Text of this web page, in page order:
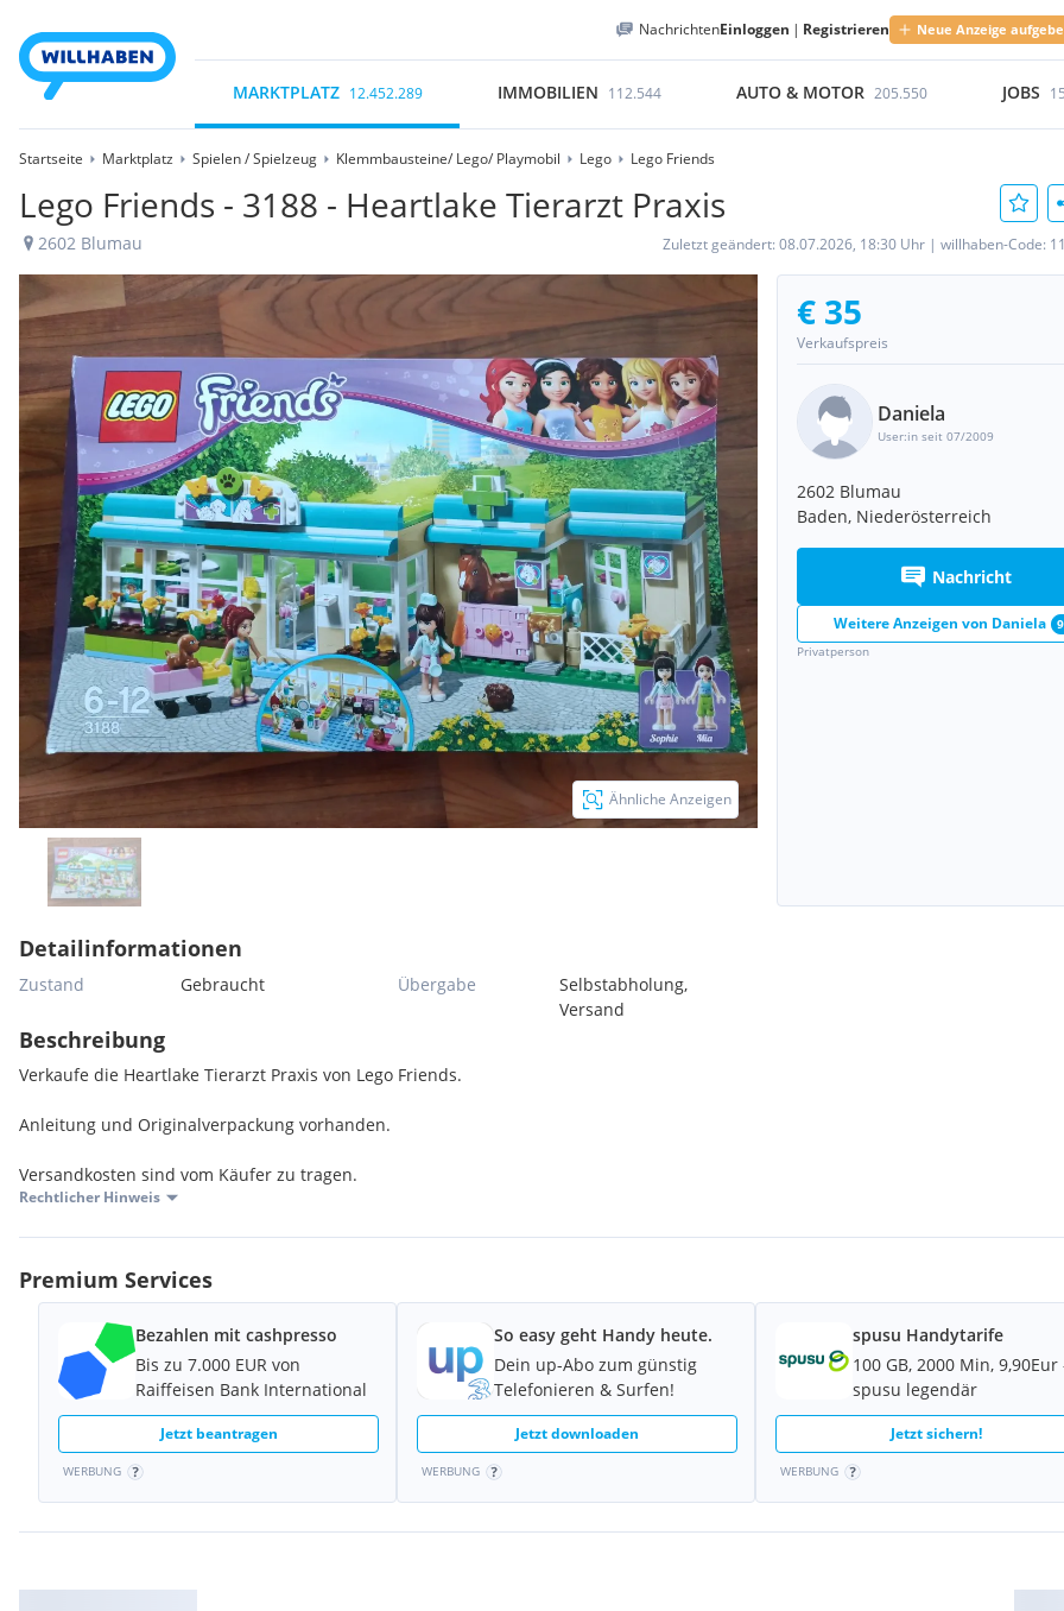
NachrichtenEinloggen | Registrieren Neue Anzeige
MARKTPLATZ 12.452.289 IMMOBILIEN 112.544 AUTO & MOTOR 205.550 JOBS
Startseite Marktplatz Spielen / Spielzeug Klemmbausteine/ Lego/ Playmobil Lego Lego Friends
Lego Friends - 3188 - Heartlake Tierarzt Praxis
2602 Blumau Zuletzt geändert: 08.07.2026, 18:30 Uhr | willhaben-Code:
Ähnliche Anzeigen
€ 35
Verkaufspreis
Daniela
User:in seit 07/2009
2602 Blumau
Baden, Niederösterreich
Nachricht
Weitere Anzeigen von Daniela
Privatperson
Detailinformationen
Zustand Gebraucht Übergabe
Selbstabholung,
Versand
Beschreibung
Verkaufe die Heartlake Tierarzt Praxis von Lego Friends.
Anleitung und Originalverpackung vorhanden.
Versandkosten sind vom Käufer zu tragen.
Rechtlicher Hinweis
Premium Services
Bezahlen mit cashpresso
Bis zu 7.000 EUR von
Raiffeisen Bank International
Jetzt beantragen
WERBUNG
So easy geht Handy heute.
Dein up-Abo zum günstig
Telefonieren & Surfen!
Jetzt downloaden
WERBUNG
spusu Handytarife
100 GB, 2000 Min, 9,90Eur
spusu legendär
Jetzt sichern!
WERBUNG